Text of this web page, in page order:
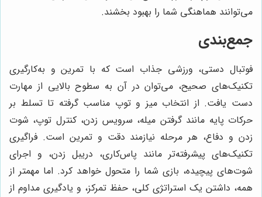
می‌توانند هماهنگی شما را بهبود بخشند.
جمع‌بندی
فوتبال دستی، ورزشی جذاب است که با تمرین و به‌کارگیری
تکنیک‌های صحیح، می‌توان در آن به سطوح بالایی از مهارت
دست یافت. از انتخاب میز و توپ مناسب گرفته تا تسلط بر
حرکات پایه مانند گرفتن میله، سرویس زدن، کنترل توپ، شوت
زدن و دفاع، هر مرحله نیازمند دقت و تمرین است. فراگیری
تکنیک‌های پیشرفته‌تر مانند پاس‌کاری، دریبل زدن، و اجرای
شوت‌های پیچیده، بازی شما را متحول خواهد کرد. اما مهمتر از
همه، داشتن یک استراتژی کلی، حفظ تمرکز، و یادگیری مداوم از